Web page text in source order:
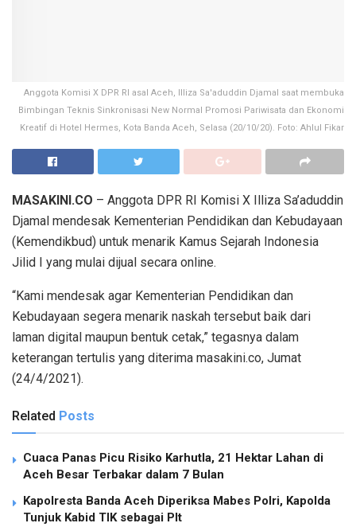
Anggota Komisi X DPR RI asal Aceh, Illiza Sa'aduddin Djamal saat membuka
Bimbingan Teknis Sinkronisasi New Normal Promosi Pariwisata dan Ekonomi
Kreatif di Hotel Hermes, Kota Banda Aceh, Selasa (20/10/20). Foto: Ahlul Fikar
MASAKINI.CO – Anggota DPR RI Komisi X Illiza Sa’aduddin
Djamal mendesak Kementerian Pendidikan dan Kebudayaan
(Kemendikbud) untuk menarik Kamus Sejarah Indonesia
Jilid I yang mulai dijual secara online.
“Kami mendesak agar Kementerian Pendidikan dan
Kebudayaan segera menarik naskah tersebut baik dari
laman digital maupun bentuk cetak,” tegasnya dalam
keterangan tertulis yang diterima masakini.co, Jumat
(24/4/2021).
Related Posts
Cuaca Panas Picu Risiko Karhutla, 21 Hektar Lahan di
Aceh Besar Terbakar dalam 7 Bulan
Kapolresta Banda Aceh Diperiksa Mabes Polri, Kapolda
Tunjuk Kabid TIK sebagai Plt